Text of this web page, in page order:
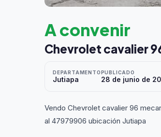
A convenir
Chevrolet cavalier
DEPARTAMENTO
Jutiapa
PUBLICADO
28 de junio de
Vendo Chevrolet cavalier 96
al 47979906 ubicación Jutiapa